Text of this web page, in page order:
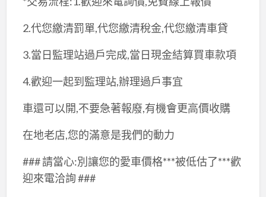
2.代您繳清罰單,代您繳清稅金,代您繳清車貸
3.當日監理站過戶完成,當日現金結算買車款項
4.歡迎一起到監理站,辦理過戶事宜
車還可以開,不要急著報廢,有機會更高價收購
在地老店,您的滿意是我們的動力
### 請當心:別讓您的愛車價格***被低估了***歡
迎來電洽詢 ###